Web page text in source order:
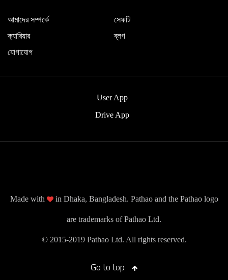
আমাদের সম্পর্কে
সেফটি
ক্যারিয়ার
ব্লগ
যোগাযোগ
User App
Drive App
Made with in Dhaka, Bangladesh. Pathao and the Pathao logo
are trademarks of Pathao Ltd.
© 2015-2019 Pathao Ltd. All rights reserved.
Go to top